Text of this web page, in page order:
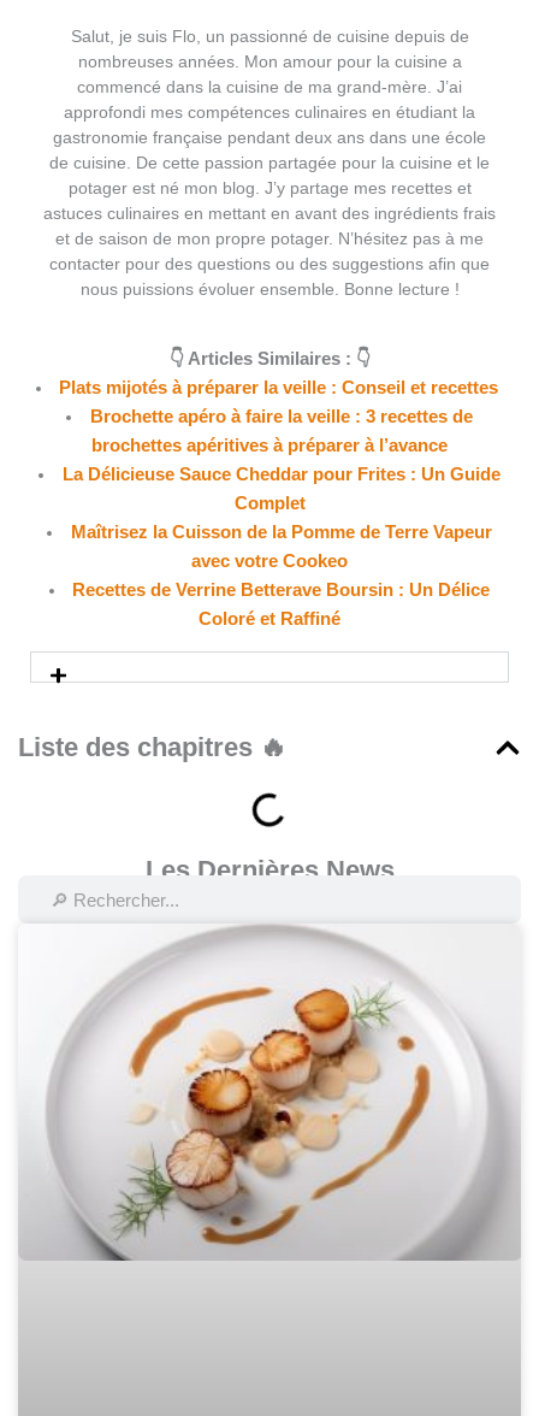
Liste des chapitres 🔥
Salut, je suis Flo, un passionné de cuisine depuis de
nombreuses années. Mon amour pour la cuisine a
commencé dans la cuisine de ma grand-mère. J’ai
approfondi mes compétences culinaires en étudiant la
gastronomie française pendant deux ans dans une école
de cuisine. De cette passion partagée pour la cuisine et le
potager est né mon blog. J’y partage mes recettes et
astuces culinaires en mettant en avant des ingrédients frais
et de saison de mon propre potager. N’hésitez pas à me
contacter pour des questions ou des suggestions afin que
nous puissions évoluer ensemble. Bonne lecture !
👇 Articles Similaires : 👇
Plats mijotés à préparer la veille : Conseil et recettes
Brochette apéro à faire la veille : 3 recettes de
brochettes apéritives à préparer à l’avance
La Délicieuse Sauce Cheddar pour Frites : Un Guide
Complet
Maîtrisez la Cuisson de la Pomme de Terre Vapeur
avec votre Cookeo
Recettes de Verrine Betterave Boursin : Un Délice
Coloré et Raffiné
Les Dernières News
Rechercher